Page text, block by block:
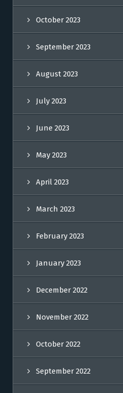
October 2023
September 2023
August 2023
July 2023
June 2023
May 2023
April 2023
March 2023
February 2023
January 2023
December 2022
November 2022
October 2022
September 2022